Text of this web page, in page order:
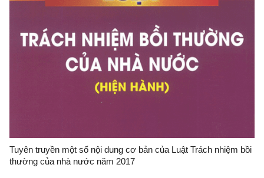
Tuyên truyền một số nội dung cơ bản của Luật Trách nhiệm bồi
thường của nhà nước năm 2017